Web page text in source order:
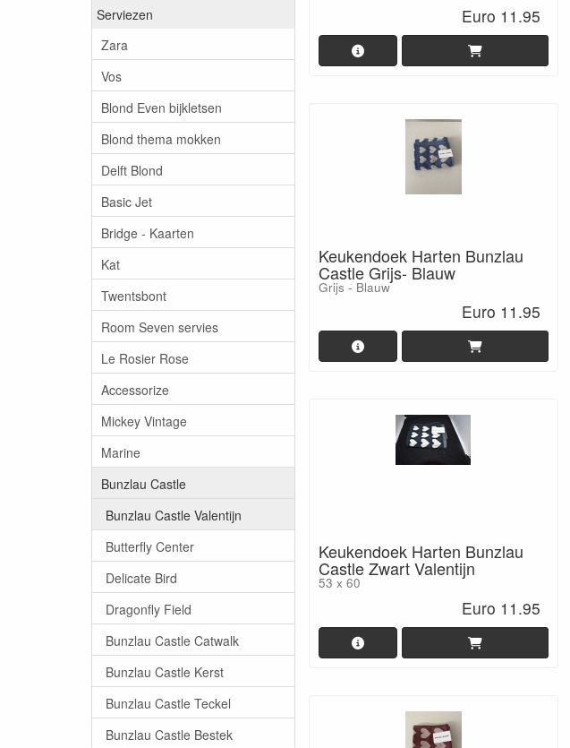
Serviezen
Zara
Vos
Blond Even bijkletsen
Blond thema mokken
Delft Blond
Basic Jet
Bridge - Kaarten
Kat
Twentsbont
Room Seven servies
Le Rosier Rose
Accessorize
Mickey Vintage
Marine
Bunzlau Castle
Bunzlau Castle Valentijn
Butterfly Center
Delicate Bird
Dragonfly Field
Bunzlau Castle Catwalk
Bunzlau Castle Kerst
Bunzlau Castle Teckel
Bunzlau Castle Bestek
Euro 11.95
Keukendoek Harten Bunzlau
Castle Grijs- Blauw
Grijs - Blauw
Euro 11.95
Keukendoek Harten Bunzlau
Castle Zwart Valentijn
53 x 60
Euro 11.95